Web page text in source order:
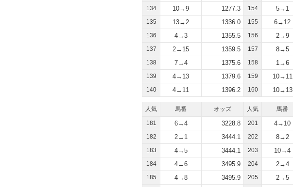
134 10→9 1277.3
135 13→2 1336.0
136 4→3 1355.5
137 2→15 1359.5
138 7→4 1375.6
139 4→13 1379.6
140 4→11 1396.2
154 5→1
155 6→12
156 2→9
157 8→5
158 1→6
159 10→11
160 10→13
人気 馬番 オッズ
181 6→4 3228.8
182 2→1 3444.1
183 4→5 3444.1
184 4→6 3495.9
185 4→8 3495.9
人気 馬番
201 4→10
202 8→2
203 10→4
204 2→4
205 2→5